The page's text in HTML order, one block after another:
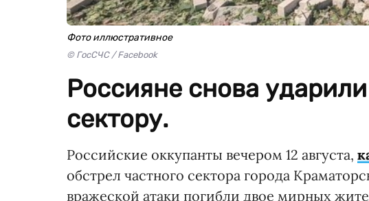
Фото иллюстративное
© ГосСЧС / Facebook
Россияне снова
сектору.
Российские оккупанты вечером 12 августа,
обстрел частного сектора города
вражеской атаки погибли двое мирных